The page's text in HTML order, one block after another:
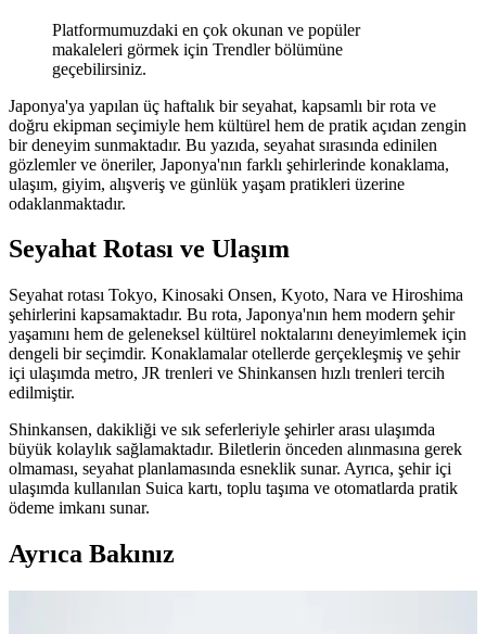
Platformumuzdaki en çok okunan ve popüler
makaleleri görmek için Trendler bölümüne
geçebilirsiniz.
Japonya'ya yapılan üç haftalık bir seyahat, kapsamlı bir rota ve
doğru ekipman seçimiyle hem kültürel hem de pratik açıdan zengin
bir deneyim sunmaktadır. Bu yazıda, seyahat sırasında edinilen
gözlemler ve öneriler, Japonya'nın farklı şehirlerinde konaklama,
ulaşım, giyim, alışveriş ve günlük yaşam pratikleri üzerine
odaklanmaktadır.
Seyahat Rotası ve Ulaşım
Seyahat rotası Tokyo, Kinosaki Onsen, Kyoto, Nara ve Hiroshima
şehirlerini kapsamaktadır. Bu rota, Japonya'nın hem modern şehir
yaşamını hem de geleneksel kültürel noktalarını deneyimlemek için
dengeli bir seçimdir. Konaklamalar otellerde gerçekleşmiş ve şehir
içi ulaşımda metro, JR trenleri ve Shinkansen hızlı trenleri tercih
edilmiştir.
Shinkansen, dakikliği ve sık seferleriyle şehirler arası ulaşımda
büyük kolaylık sağlamaktadır. Biletlerin önceden alınmasına gerek
olmaması, seyahat planlamasında esneklik sunar. Ayrıca, şehir içi
ulaşımda kullanılan Suica kartı, toplu taşıma ve otomatlarda pratik
ödeme imkanı sunar.
Ayrıca Bakınız